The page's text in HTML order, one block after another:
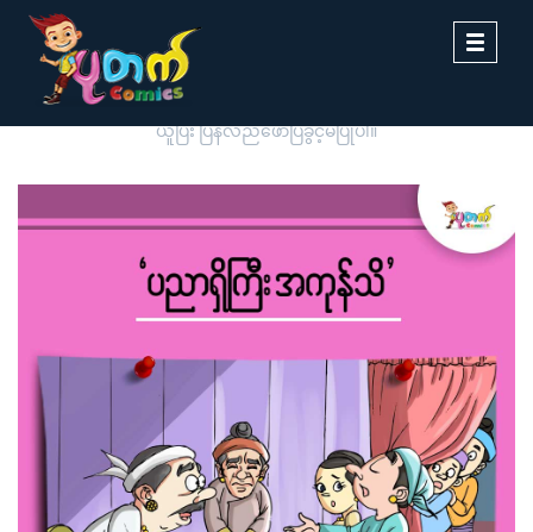
Toggle
ပုတက်ကာတွန်းမှ မူပိုင်စီစဉ်တင်ဆက်ထားခြင်းဖြစ်ပါသည်။ တစ်ဆင့်ကူး
ယူပြီး ပြန်လည်ဖော်ပြခွင့်မပြုပါ။